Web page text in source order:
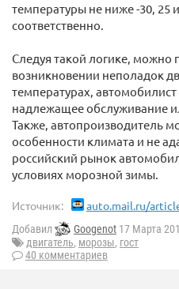
температуры не ниже -30, 25
соответственно.
Следуя такой логике, можно
возникновении неполадок
температурах,
надлежащее обслуживание
Также, автопроизводитель
особенности климата и не
российский рынок
условиях морозной зимы.
Источник: auto.mail.ru/
Добавил Googenot 17 Марта
двигатель, морозы, гост
40 комментариев